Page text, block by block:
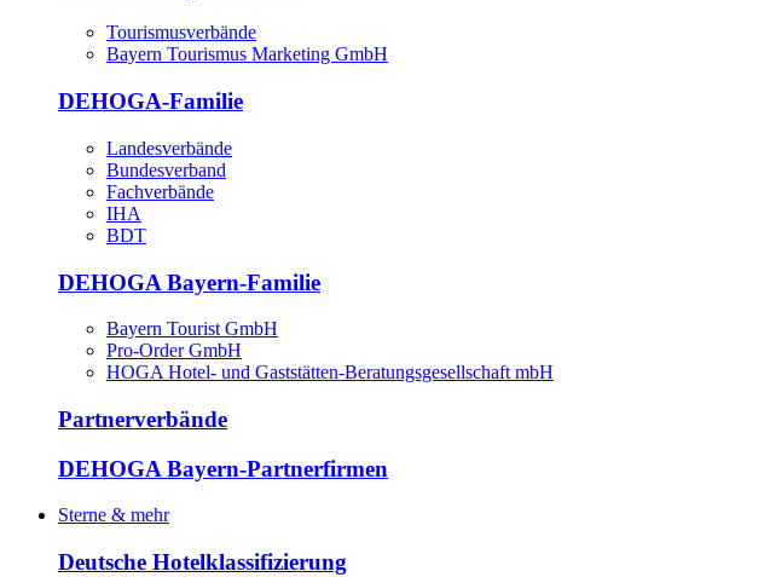
Tourismusverbände
Bayern Tourismus Marketing GmbH
DEHOGA-Familie
Landesverbände
Bundesverband
Fachverbände
IHA
BDT
DEHOGA Bayern-Familie
Bayern Tourist GmbH
Pro-Order GmbH
HOGA Hotel- und Gaststätten-Beratungsgesellschaft mbH
Partnerverbände
DEHOGA Bayern-Partnerfirmen
Sterne & mehr
Deutsche Hotelklassifizierung